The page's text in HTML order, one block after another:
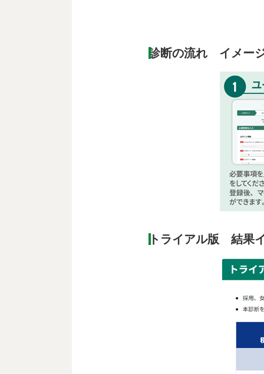
診断の流れ イメー
トライアル版 結果